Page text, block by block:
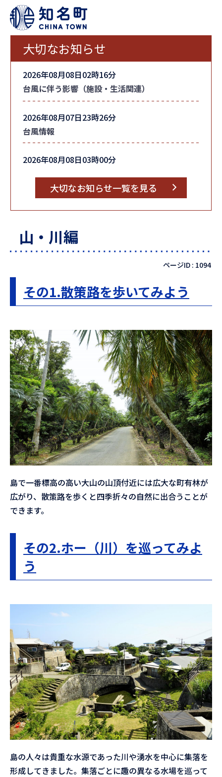
大切なお知らせ
2026年08月08日02時16分
台風に伴う影響（施設・生活関連）
2026年08月07日23時26分
台風情報
2026年08月08日03時00分
大切なお知らせ一覧を見る
山・川編
ページID : 1094
その1.散策路を歩いてみよう
島で一番標高の高い大山の山頂付近には広大な町有林が
広がり、散策路を歩くと四季折々の自然に出合うことが
できます。
その2.ホー（川）を巡ってみよ
う
島の人々は貴重な水源であった川や湧水を中心に集落を
形成してきました。集落ごとに趣の異なる水場を巡って